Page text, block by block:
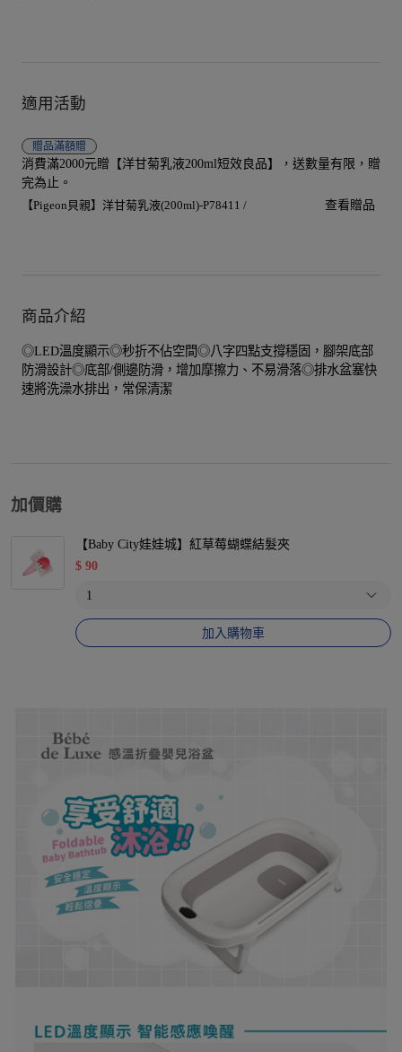
適用活動
贈品滿額贈
消費滿2000元贈【洋甘菊乳液200ml短效良品】，送數量有限，贈
完為止。
【Pigeon貝親】洋甘菊乳液(200ml)-P78411 /
查看贈品
商品介紹
◎LED溫度顯示◎秒折不佔空間◎八字四點支撐穩固，腳架底部
防滑設計◎底部/側邊防滑，增加摩擦力、不易滑落◎排水盆塞快
速將洗澡水排出，常保清潔
加價購
【Baby City娃娃城】紅草莓蝴蝶結髮夾
$ 90
加入購物車